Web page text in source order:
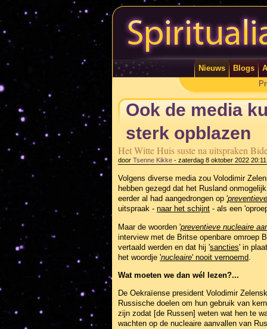
Nieuws Blogs
Ook de media
sterk opblazen
Het Witte Huis suste na uitspraken
door Tsenne Kikke - zaterdag 8 oktober 2022 20:11
Volgens diverse media zou Volodimir
hebben gezegd dat het Rusland
eerder al had aangedrongen op '
uitspraak - naar het schijnt - als een
Maar de woorden 'preventieve nucleaire
interview met de Britse openbare omroep
vertaald werden en dat hij 'sancties' in
het woordje 'nucleaire' nooit vernoemd
Wat moeten we dan wél lezen?...
De Oekraïense president Volodimir
Russische doelen om hun gebruik van
zijn zodat [de Russen] weten wat hen te
wachten op de nucleaire aanvallen van